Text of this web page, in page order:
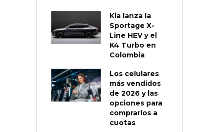
Kia lanza la
Sportage X-
Line HEV y el
K4 Turbo en
Colombia
Los celulares
más vendidos
de 2026 y las
opciones para
comprarlos a
cuotas